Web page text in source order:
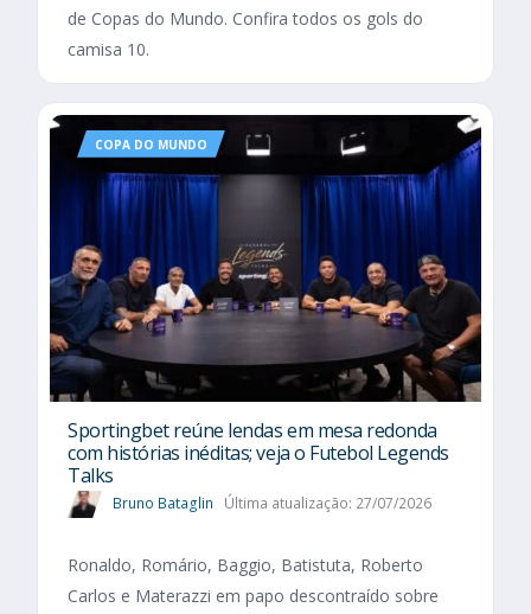
de Copas do Mundo. Confira todos os gols do
camisa 10.
COPA DO MUNDO
Sportingbet reúne lendas em mesa redonda
com histórias inéditas; veja o Futebol Legends
Talks
Bruno Bataglin Última atualização: 27/07/2026
Ronaldo, Romário, Baggio, Batistuta, Roberto
Carlos e Materazzi em papo descontraído sobre